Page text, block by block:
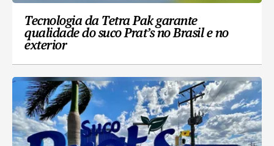
Tecnologia da Tetra Pak garante
qualidade do suco Prat’s no Brasil e no
exterior